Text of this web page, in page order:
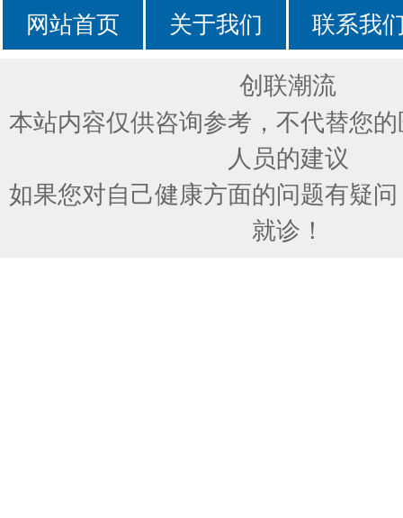
网站首页 关于我们 联系我
创联潮流
本站内容仅供咨询参考，不代替您
人员的建议
如果您对自己健康方面的问题有疑
就诊！